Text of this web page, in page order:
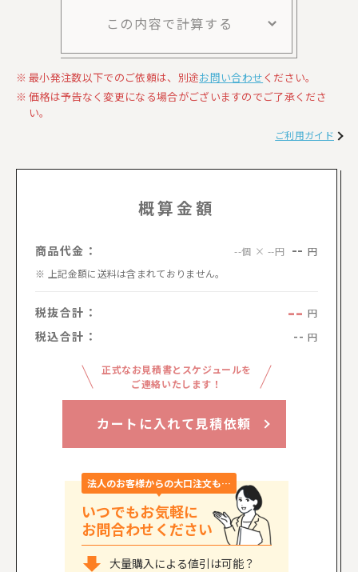
この内容で計算する
最小発注数以下でのご依頼は、別途お問い合わせください。
価格は予告なく変更になる場合がございますのでご了承くださ
い。
ご利用ガイド
概算金額
商品代金： --個 × --円 -- 円
上記金額に送料は含まれておりません。
税抜合計： -- 円
税込合計： -- 円
正式なお見積書とスケジュールを
ご連絡いたします！
カートに入れて見積依頼
法人のお客様からの大口注文も…
いつでもお気軽に
お問合わせください
大量購入による値引は可能？